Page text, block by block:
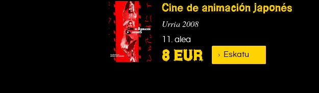
Cine de animación japonés
Urria 2008
11. alea
8 EUR Eskatu